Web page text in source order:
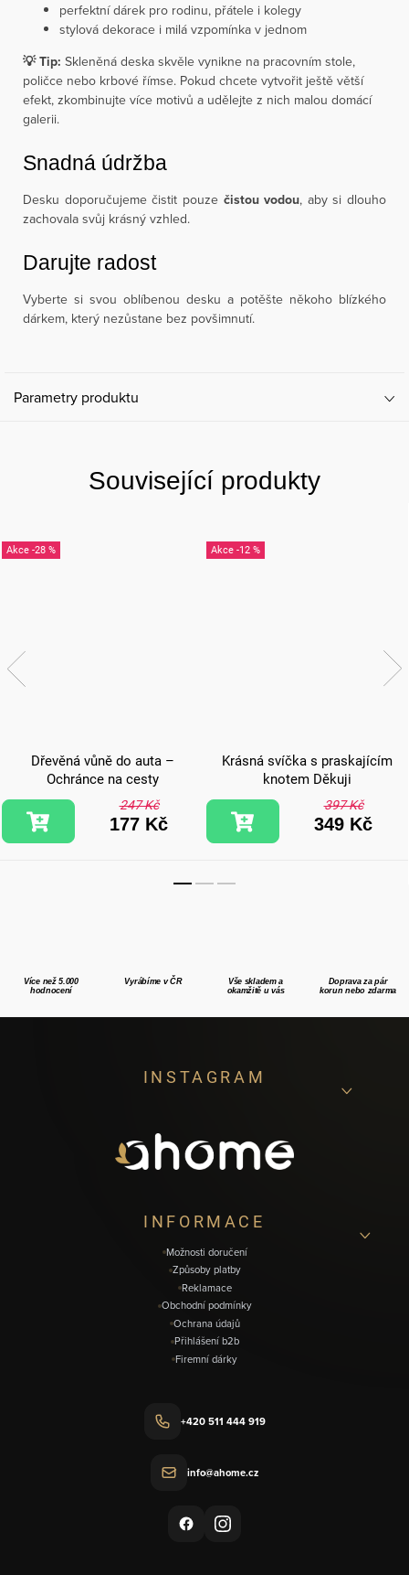
perfektní dárek pro rodinu, přátele i kolegy
stylová dekorace i milá vzpomínka v jednom
💡 Tip: Skleněná deska skvěle vynikne na pracovním stole,
poličce nebo krbové římse. Pokud chcete vytvořit ještě větší
efekt, zkombinujte více motivů a udělejte z nich malou domácí
galerii.
Snadná údržba
Desku doporučujeme čistit pouze čistou vodou, aby si dlouho
zachovala svůj krásný vzhled.
Darujte radost
Vyberte si svou oblíbenou desku a potěšte někoho blízkého
dárkem, který nezůstane bez povšimnutí.
Parametry produktu
Související produkty
-28 %
Dřevěná vůně do auta –
Ochránce na cesty
247 Kč
177 Kč
-12 %
Krásná svíčka s praskajícím
knotem Děkuji
397 Kč
349 Kč
Více než 5.000
hodnocení
Vyrábíme v ČR
Vše skladem a
okamžitě u vás
Doprava za pár
korun nebo zdarma
INSTAGRAM
INFORMACE
Možnosti doručení
Způsoby platby
Reklamace
Obchodní podmínky
Ochrana údajů
Přihlášení b2b
Firemní dárky
+420 511 444 919
info@ahome.cz